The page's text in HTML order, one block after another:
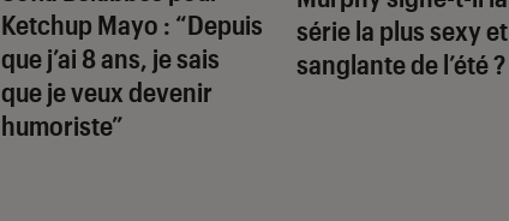
Ketchup Mayo : “Depuis
que j’ai 8 ans, je sais
que je veux devenir
humoriste”
série la plus sexy et
sanglante de l’été ?